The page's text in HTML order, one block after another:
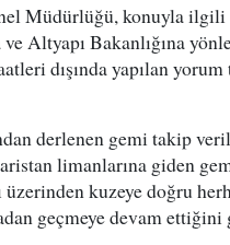
Müdürlüğü, konuyla ilgili
Altyapı Bakanlığına
dışında yapılan
derlenen gemi takip
limanlarına giden
üzerinden kuzeye doğru
geçmeye devam ettiğini